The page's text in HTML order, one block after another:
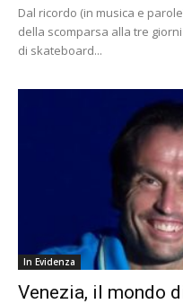
Dal ricordo (in musica e
della scomparsa alla tre
di skateboard...
In Evidenza
Venezia, il mondo